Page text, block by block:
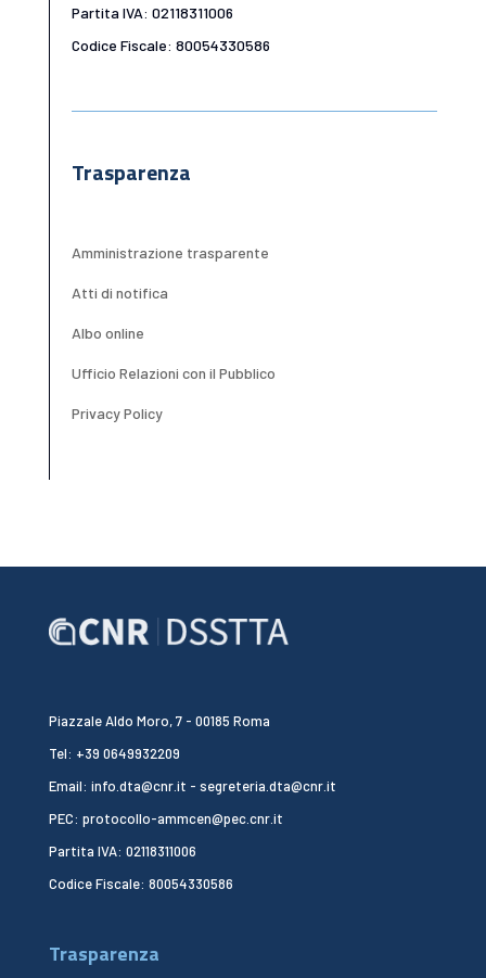
Partita IVA: 02118311006
Codice Fiscale: 80054330586
Trasparenza
Amministrazione trasparente
Atti di notifica
Albo online
Ufficio Relazioni con il Pubblico
Privacy Policy
Piazzale Aldo Moro, 7 - 00185 Roma
Tel: +39 0649932209
Email: info.dta@cnr.it - segreteria.dta@cnr.it
PEC: protocollo-ammcen@pec.cnr.it
Partita IVA: 02118311006
Codice Fiscale: 80054330586
Trasparenza